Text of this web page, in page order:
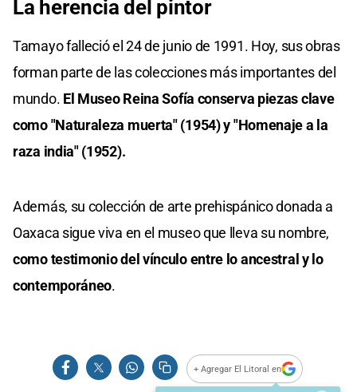
La herencia del pintor
Tamayo falleció el 24 de junio de 1991. Hoy, sus obras
forman parte de las colecciones más importantes del
mundo. El Museo Reina Sofía conserva piezas clave
como "Naturaleza muerta" (1954) y "Homenaje a la
raza india" (1952).
Además, su colección de arte prehispánico donada a
Oaxaca sigue viva en el museo que lleva su nombre,
como testimonio del vínculo entre lo ancestral y lo
contemporáneo.
+ Agregar El Litoral en